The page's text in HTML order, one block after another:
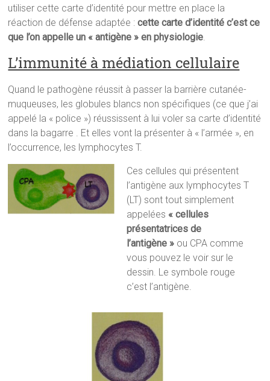
utiliser cette carte d’identité pour mettre en place la
réaction de défense adaptée :cette carte d’identité c’est ce
que l’on appelle un « antigène » en physiologie.
L’immunité à médiation cellulaire
Quand le pathogène réussit à passer la barrière cutanée-
muqueuses, les globules blancs non spécifiques (ce que j’ai
appelé la « police ») réussissent à lui voler sa carte d’identité
dans la bagarre . Et elles vont la présenter à « l’armée », en
l’occurrence, les lymphocytes T.
Ces cellules qui présentent
l’antigène aux lymphocytes T
(LT) sont tout simplement
appelées « cellules
présentatrices de
l’antigène »ou CPA comme
vous pouvez le voir sur le
dessin. Le symbole rouge
c’est l’antigène.